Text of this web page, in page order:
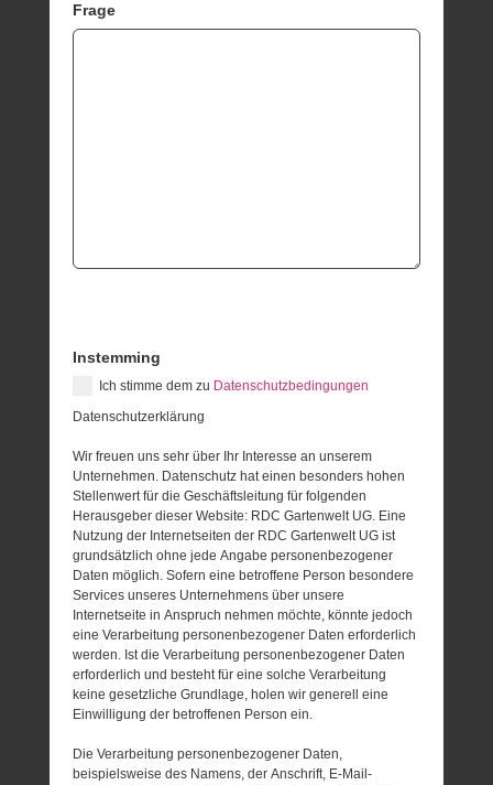
Frage
Instemming
Ich stimme dem zu Datenschutzbedingungen
Datenschutzerklärung
Wir freuen uns sehr über Ihr Interesse an unserem
Unternehmen. Datenschutz hat einen besonders hohen
Stellenwert für die Geschäftsleitung für folgenden
Herausgeber dieser Website: RDC Gartenwelt UG. Eine
Nutzung der Internetseiten der RDC Gartenwelt UG ist
grundsätzlich ohne jede Angabe personenbezogener
Daten möglich. Sofern eine betroffene Person besondere
Services unseres Unternehmens über unsere
Internetseite in Anspruch nehmen möchte, könnte jedoch
eine Verarbeitung personenbezogener Daten erforderlich
werden. Ist die Verarbeitung personenbezogener Daten
erforderlich und besteht für eine solche Verarbeitung
keine gesetzliche Grundlage, holen wir generell eine
Einwilligung der betroffenen Person ein.
Die Verarbeitung personenbezogener Daten,
beispielsweise des Namens, der Anschrift, E-Mail-